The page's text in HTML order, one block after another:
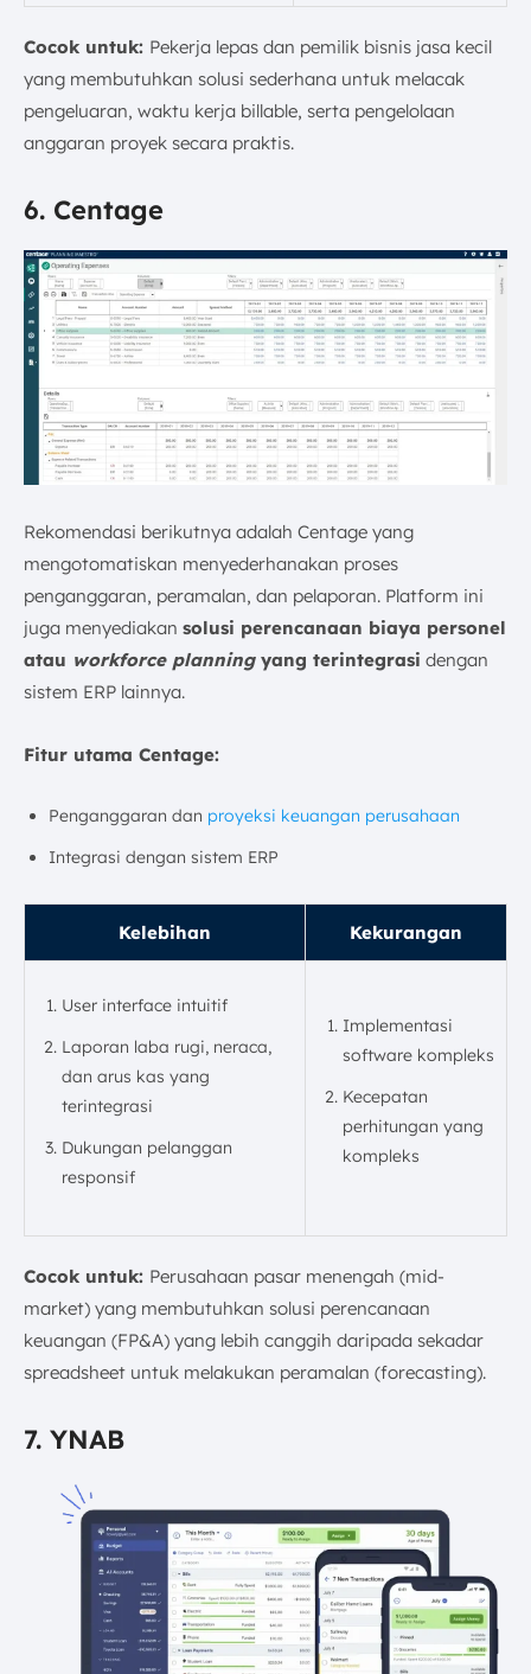
Cocok untuk: Pekerja lepas dan pemilik bisnis jasa kecil
yang membutuhkan solusi sederhana untuk melacak
pengeluaran, waktu kerja billable, serta pengelolaan
anggaran proyek secara praktis.
6. Centage
Rekomendasi berikutnya adalah Centage yang
mengotomatiskan menyederhanakan proses
penganggaran, peramalan, dan pelaporan. Platform ini
juga menyediakan solusi perencanaan biaya personel
atau workforce planningyang terintegrasi dengan
sistem ERP lainnya.
Fitur utama Centage:
Penganggaran dan proyeksi keuangan perusahaan
Integrasi dengan sistem ERP
Kelebihan Kekurangan
User interface intuitif
Laporan laba rugi, neraca,
dan arus kas yang
terintegrasi
Dukungan pelanggan
responsif
Implementasi
software kompleks
Kecepatan
perhitungan yang
kompleks
Cocok untuk: Perusahaan pasar menengah (mid-
market) yang membutuhkan solusi perencanaan
keuangan (FP&A) yang lebih canggih daripada sekadar
spreadsheet untuk melakukan peramalan (forecasting).
7. YNAB